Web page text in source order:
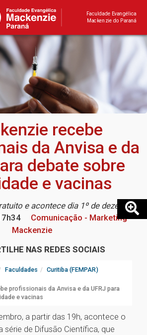
Faculdade Evangélica
Mackenzie do Paraná
recebe
da Anvisa e da
debate sobre
e vacinas
e acontece dia 1º de dezembro
Comunicação - Marketing
Mackenzie
NAS REDES SOCIAIS
Faculdades
Curitiba (FEMPAR)
profissionais da Anvisa e da UFRJ para
e vacinas
a partir das 19h, acontece o
série de Difusão Científica, que